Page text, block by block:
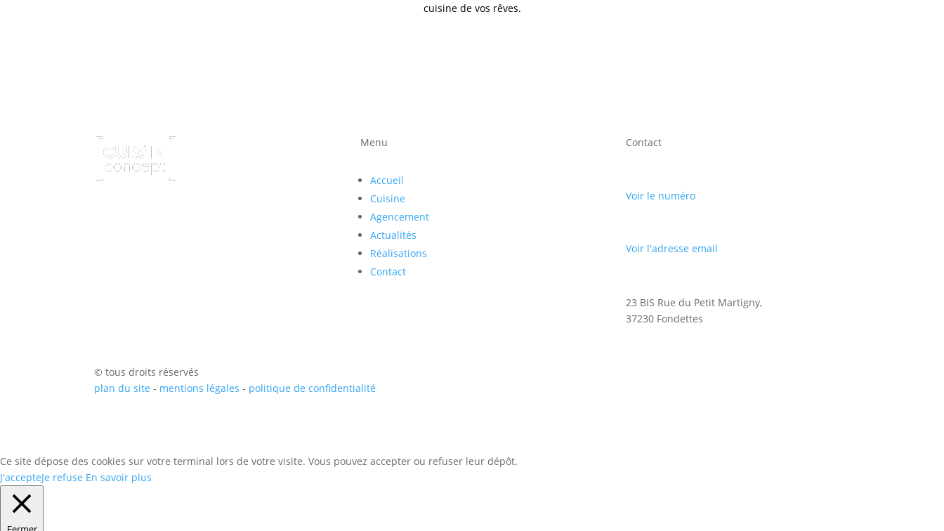
cuisine de vos rêves.
Menu
Accueil
Cuisine
Agencement
Actualités
Réalisations
Contact
Contact
Voir le numéro
Voir l'adresse email
23 BIS Rue du Petit Martigny,
37230 Fondettes
© tous droits réservés
plan du site - mentions légales- politique de confidentialité
Ce site dépose des cookies sur votre terminal lors de votre visite. Vous pouvez accepter ou refuser leur dépôt.
J'accepteJe refuse En savoir plus